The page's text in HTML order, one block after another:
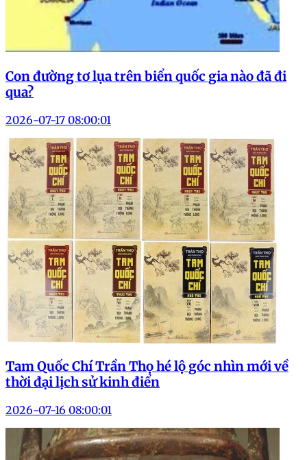
Con đường tơ lụa trên biển quốc gia nào đã đi
qua?
2026-07-17 08:00:01
Tam Quốc Chí Trần Thọ hé lộ góc nhìn mới về
thời đại lịch sử kinh điển
2026-07-16 08:00:01